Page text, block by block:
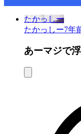
たかっしー
たかっしー7年
あーマジで